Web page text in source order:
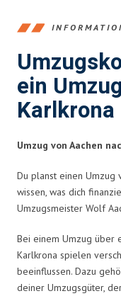
ein
Karlkrona
Umzug von Aachen
Du planst einen Umzug
wissen, was dich
Umzugsmeister Wolf
Bei einem Umzug über
Karlkrona spielen
beeinflussen. Dazu
deiner Umzugsgüter,